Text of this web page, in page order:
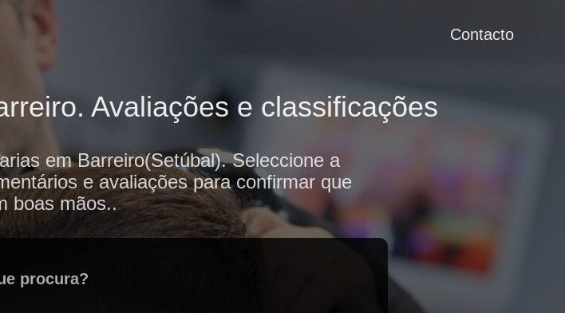
Contacto
Avaliações e classificações
em Barreiro(Setúbal). Seleccione a
e avaliações para confirmar que
boas mãos..
procura?